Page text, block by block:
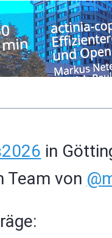
in
Team von @